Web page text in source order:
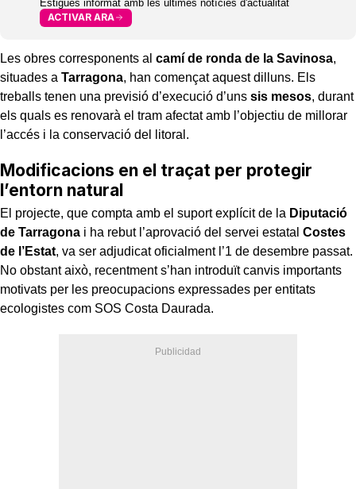
Estigues informat amb les últimes notícies d'actualitat
ACTIVAR ARA
Les obres corresponents al camí de ronda de la Savinosa,
situades a Tarragona, han començat aquest dilluns. Els
treballs tenen una previsió d’execució d’uns sis mesos, durant
els quals es renovarà el tram afectat amb l’objectiu de millorar
l’accés i la conservació del litoral.
Modificacions en el traçat per protegir
l’entorn natural
El projecte, que compta amb el suport explícit de la Diputació
de Tarragona i ha rebut l’aprovació del servei estatal Costes
de l’Estat, va ser adjudicat oficialment l’1 de desembre passat.
No obstant això, recentment s’han introduït canvis importants
motivats per les preocupacions expressades per entitats
ecologistes com SOS Costa Daurada.